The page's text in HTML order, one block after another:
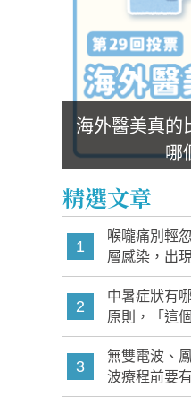
海外醫美真的
哪
精選文章
1
喉嚨痛別輕
層感染，出
2
中暑症狀有
原則，「這
3
無雙電波、
波療程前要